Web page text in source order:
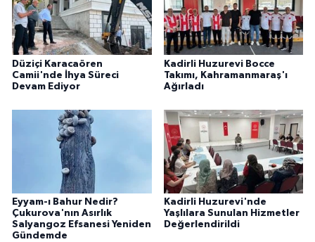
Düziçi Karacaören
Camii'nde İhya Süreci
Devam Ediyor
Kadirli Huzurevi Bocce
Takımı, Kahramanmaraş'ı
Ağırladı
Eyyam-ı Bahur Nedir?
Çukurova'nın Asırlık
Salyangoz Efsanesi Yeniden
Gündemde
Kadirli Huzurevi'nde
Yaşlılara Sunulan Hizmetler
Değerlendirildi